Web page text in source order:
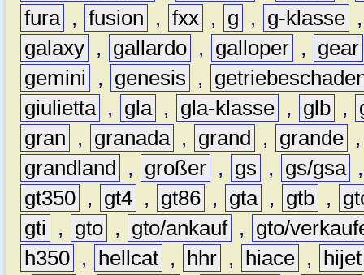
fura , fusion , fxx , g , g-klasse
galaxy , gallardo , galloper ,
gear
gemini
, genesis ,
giulietta , gla , gla-klasse , glb ,
gran
, granada , grand , grande
grandland
, großer , gs , gs/gsa
gt350 , gt4 , gt86 , gta , gtb ,
gti
, gto , gto/ankauf ,
gto/
h350 , hellcat , hhr , hiace ,
hijet